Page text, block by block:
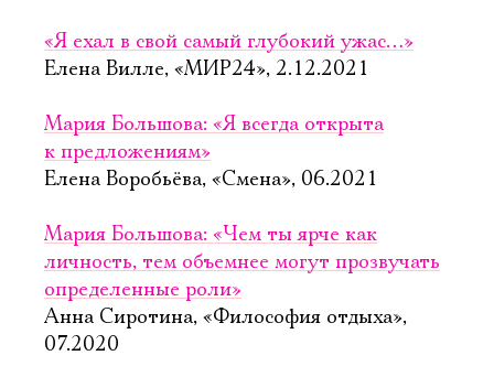
«Я ехал в свой самый глубокий ужас…»
Елена Вилле, «МИР24», 2.12.2021
Мария Большова: «Я всегда открыта
к предложениям»
Елена Воробьёва, «Смена», 06.2021
Мария Большова: «Чем ты ярче как
личность, тем объемнее могут прозвучать
определенные роли»
Анна Сиротина, «Философия отдыха»,
07.2020